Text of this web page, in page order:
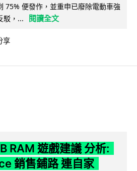
75% 便發作，並重申已廢除電動車強
駁，...
閱讀全文
享
RAM 遊戲建議 分析:
銷售鋪路 連自家